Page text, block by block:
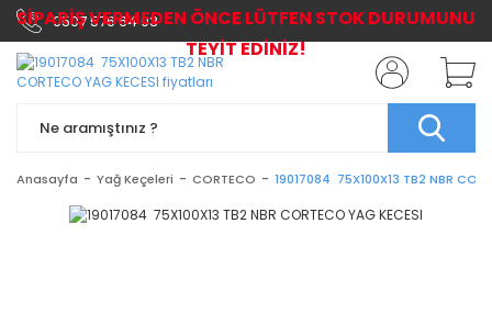
0507 576 64 03
Anasayfa Yağ Keçeleri CORTECO 19017084 75X100X13 TB2 NBR
SİPARİŞ VERMEDEN ÖNCE LÜTFEN STOK DURUMUNU
TEYİT EDİNİZ!